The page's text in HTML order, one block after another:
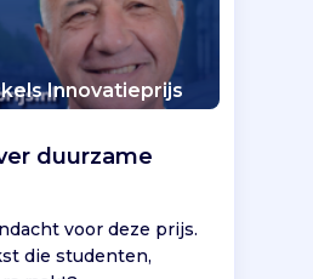
Innovatieprijs
duurzame
voor deze prijs.
die studenten,